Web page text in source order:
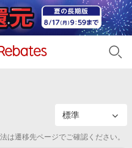
は遷移先ページでご確認ください。